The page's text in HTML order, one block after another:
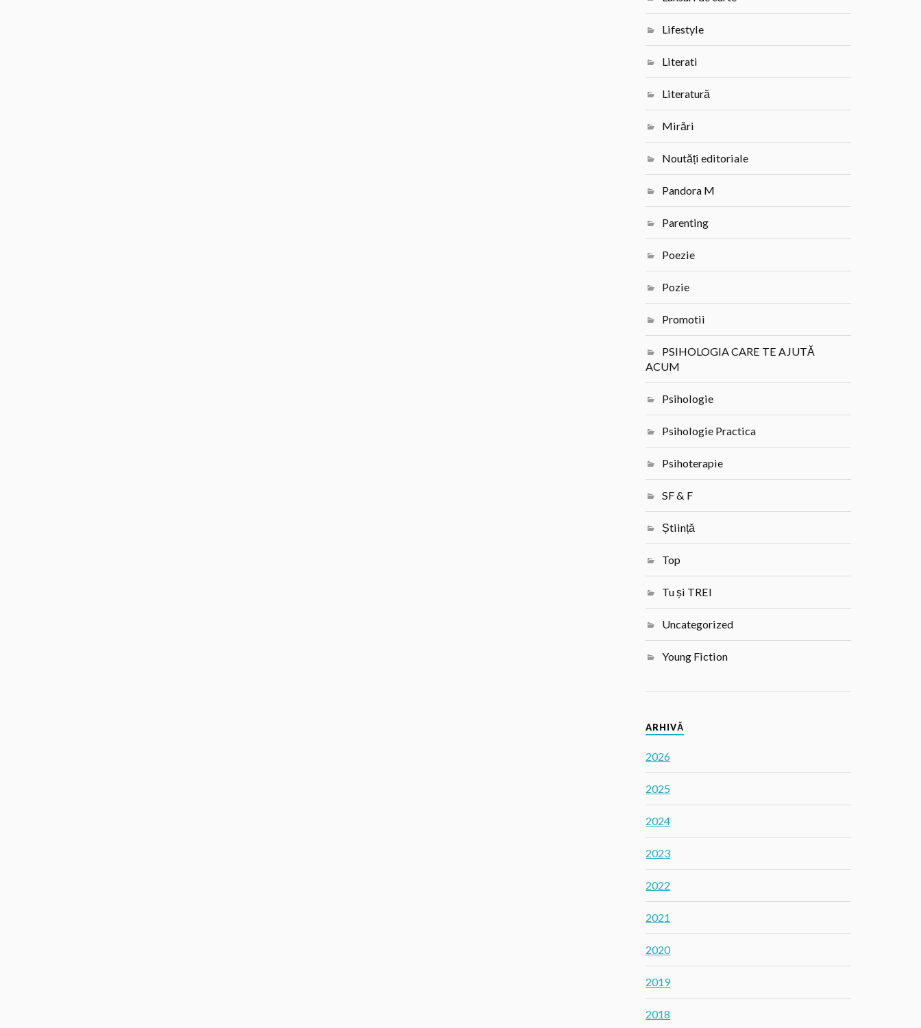
Lifestyle
Literati
Literatură
Mirări
Noutăți editoriale
Pandora M
Parenting
Poezie
Pozie
Promotii
PSIHOLOGIA CARE TE AJUTĂ
ACUM
Psihologie
Psihologie Practica
Psihoterapie
SF & F
Știință
Top
Tu și TREI
Uncategorized
Young Fiction
ARHIVĂ
2026
2025
2024
2023
2022
2021
2020
2019
2018